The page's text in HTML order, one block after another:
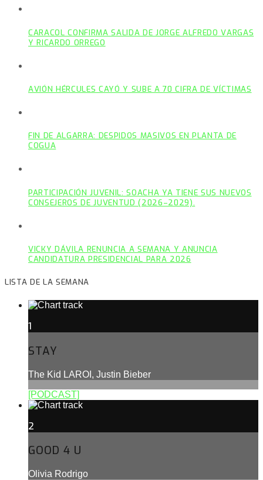
CARACOL CONFIRMA SALIDA DE JORGE ALFREDO VARGAS
Y RICARDO ORREGO
AVIÓN HÉRCULES CAYÓ Y SUBE A 70 CIFRA DE VÍCTIMAS
FIN DE ALGARRA: DESPIDOS MASIVOS EN PLANTA DE
COGUA
PARTICIPACIÓN JUVENIL: SOACHA YA TIENE SUS NUEVOS
CONSEJEROS DE JUVENTUD (2026–2029).
VICKY DÁVILA RENUNCIA A SEMANA Y ANUNCIA
CANDIDATURA PRESIDENCIAL PARA 2026
LISTA DE LA SEMANA
1
STAY
The Kid LAROI, Justin Bieber
[PODCAST]
2
GOOD 4 U
Olivia Rodrigo